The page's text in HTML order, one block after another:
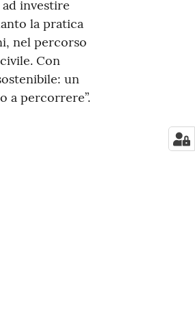
investire
la pratica
nel percorso
Con
un
a percorrere”.